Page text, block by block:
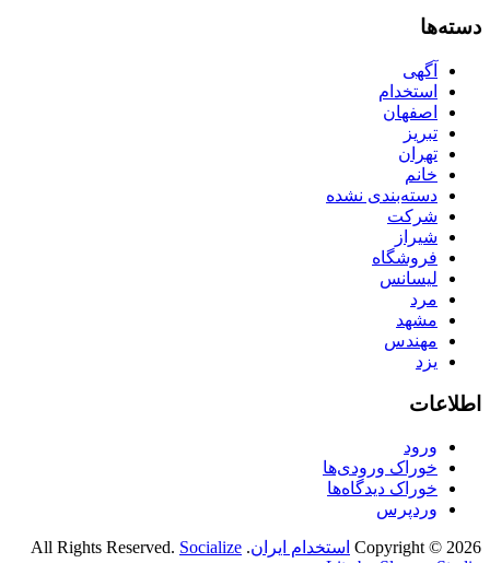
دسته‌ها
آگهی
استخدام
اصفهان
تبریز
تهران
خانم
دسته‌بندی نشده
شرکت
شیراز
فروشگاه
لیسانس
مرد
مشهد
مهندس
یزد
اطلاعات
ورود
خوراک ورودی‌ها
خوراک دیدگاه‌ها
وردپرس
Copyright © 2026 استخدام ایران. All Rights Reserved.
Socialize